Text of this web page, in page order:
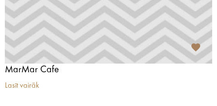
MarMar Cafe
Lasīt vairāk